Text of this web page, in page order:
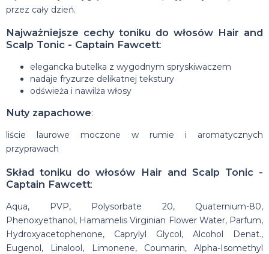
przez cały dzień.
Najważniejsze cechy toniku do włosów Hair and
Scalp Tonic - Captain Fawcett:
elegancka butelka z wygodnym spryskiwaczem
nadaje fryzurze delikatnej tekstury
odświeża i nawilża włosy
Nuty zapachowe:
liście laurowe moczone w rumie i aromatycznych
przyprawach
Skład toniku do włosów Hair and Scalp Tonic -
Captain Fawcett:
Aqua, PVP, Polysorbate 20, Quaternium-80,
Phenoxyethanol, Hamamelis Virginian Flower Water, Parfum,
Hydroxyacetophenone, Caprylyl Glycol, Alcohol Denat.,
Eugenol, Linalool, Limonene, Coumarin, Alpha-Isomethyl